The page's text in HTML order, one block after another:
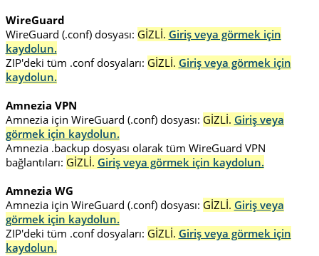
WireGuard
WireGuard (.conf) dosyası: GİZLİ. Giriş veya görmek için
kaydolun.
ZIP'deki tüm .conf dosyaları: GİZLİ. Giriş veya görmek için
kaydolun.
Amnezia VPN
Amnezia için WireGuard (.conf) dosyası: GİZLİ. Giriş veya
görmek için kaydolun.
Amnezia .backup dosyası olarak tüm WireGuard VPN
bağlantıları: GİZLİ. Giriş veya görmek için kaydolun.
Amnezia WG
Amnezia için WireGuard (.conf) dosyası: GİZLİ. Giriş veya
görmek için kaydolun.
ZIP'deki tüm .conf dosyaları: GİZLİ. Giriş veya görmek için
kaydolun.